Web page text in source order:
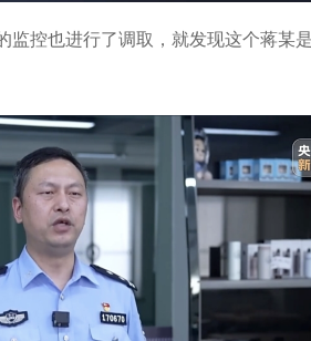
控也进行了调取，就发现这个蒋某